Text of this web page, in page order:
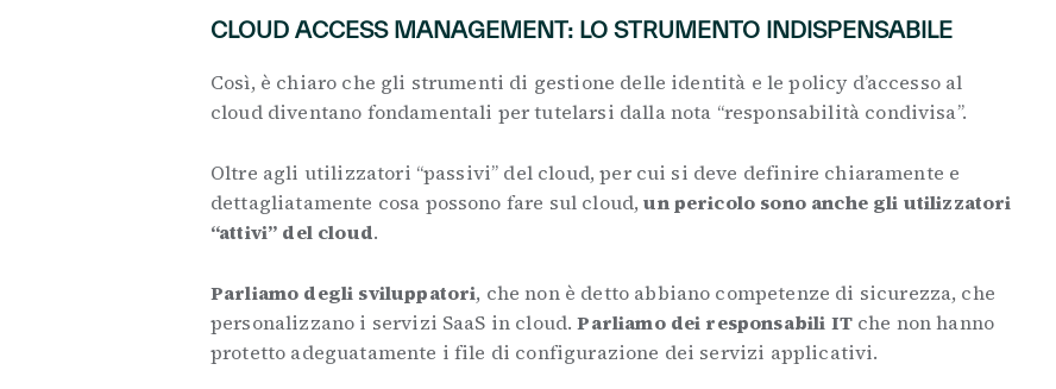
CLOUD ACCESS MANAGEMENT: LO STRUMENTO INDISPENSABILE
Così, è chiaro che gli strumenti di gestione delle identità e le policy d’accesso al
cloud diventano fondamentali per tutelarsi dalla nota “responsabilità condivisa”.
Oltre agli utilizzatori “passivi” del cloud, per cui si deve definire chiaramente e
dettagliatamente cosa possono fare sul cloud,un pericolo sono anche gli utilizzatori
“attivi” del cloud.
Parliamo degli sviluppatori, che non è detto abbiano competenze di sicurezza, che
personalizzano i servizi SaaS in cloud.Parliamo dei responsabili ITche non hanno
protetto adeguatamente i file di configurazione dei servizi applicativi.